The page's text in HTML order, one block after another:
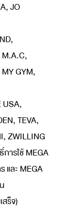
JO
GYM,
USA,
TEVA,
ZWILLING
ารใช้ MEGA
และ MEGA
สร็จ)